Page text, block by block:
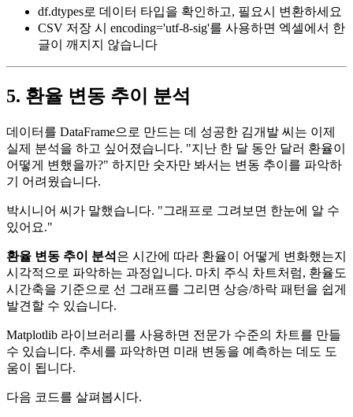
df.dtypes로 데이터 타입을 확인하고, 필요시 변환하세요
CSV 저장 시 encoding='utf-8-sig'를 사용하면 엑셀에서 한
글이 깨지지 않습니다
5. 환율 변동 추이 분석
데이터를 DataFrame으로 만드는 데 성공한 김개발 씨는 이제
실제 분석을 하고 싶어졌습니다. "지난 한 달 동안 달러 환율이
어떻게 변했을까?" 하지만 숫자만 봐서는 변동 추이를 파악하
기 어려웠습니다.
박시니어 씨가 말했습니다. "그래프로 그려보면 한눈에 알 수
있어요."
환율 변동 추이 분석 은 시간에 따라 환율이 어떻게 변화했는지
시각적으로 파악하는 과정입니다. 마치 주식 차트처럼, 환율도
시간축을 기준으로 선 그래프를 그리면 상승/하락 패턴을 쉽게
발견할 수 있습니다.
Matplotlib 라이브러리를 사용하면 전문가 수준의 차트를 만들
수 있습니다. 추세를 파악하면 미래 변동을 예측하는 데도 도
움이 됩니다.
다음 코드를 살펴봅시다.